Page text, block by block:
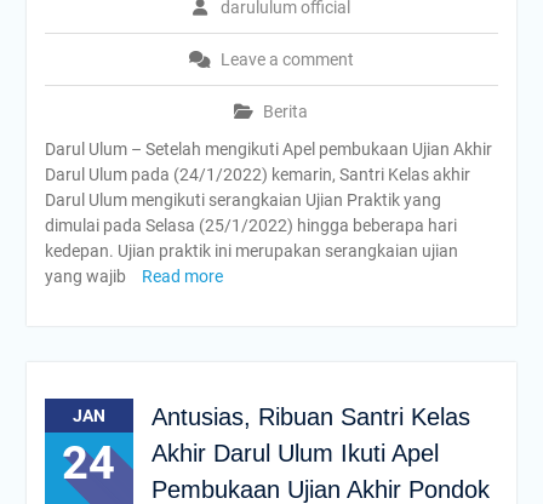
darululum official
Leave a comment
Berita
Darul Ulum – Setelah mengikuti Apel pembukaan Ujian Akhir
Darul Ulum pada (24/1/2022) kemarin, Santri Kelas akhir
Darul Ulum mengikuti serangkaian Ujian Praktik yang
dimulai pada Selasa (25/1/2022) hingga beberapa hari
kedepan. Ujian praktik ini merupakan serangkaian ujian
yang wajib
Read more
JAN
24
Antusias, Ribuan Santri Kelas
Akhir Darul Ulum Ikuti Apel
Pembukaan Ujian Akhir Pondok